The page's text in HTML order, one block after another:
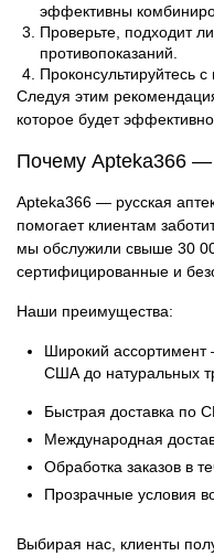
эффективны
Проверьте, подходит
противопоказаний.
Проконсультируйтесь
Следуя этим
которое будет
Почему Apteka366
Apteka366 — русская
помогает клиентам
мы обслужили свыше 30
сертифицированные и
Наши преимущества:
Широкий ассортимент
США до натуральных
Быстрая доставка по
Международная
Обработка заказов в
Прозрачные условия
Выбирая нас, клиенты